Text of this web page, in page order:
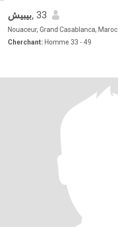
بيبيش, 33
Nouaceur, Grand Casablanca, Maroc
Cherchant: Homme 33 - 49